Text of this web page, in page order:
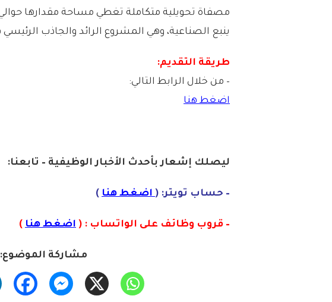
ينبع الصناعية، وهي المشروع الرائد والجاذب الرئيسي
طريقة التقديم:
– من خلال الرابط التالي:
اضغط هنا
ليصلك إشعار بأحدث الأخبار الوظيفية – تابعنا:
– حساب تويتر: (اضغط هنا )
– قروب وظائف على الواتساب : ( اضغط هنا )
مشاركة الموضوع: